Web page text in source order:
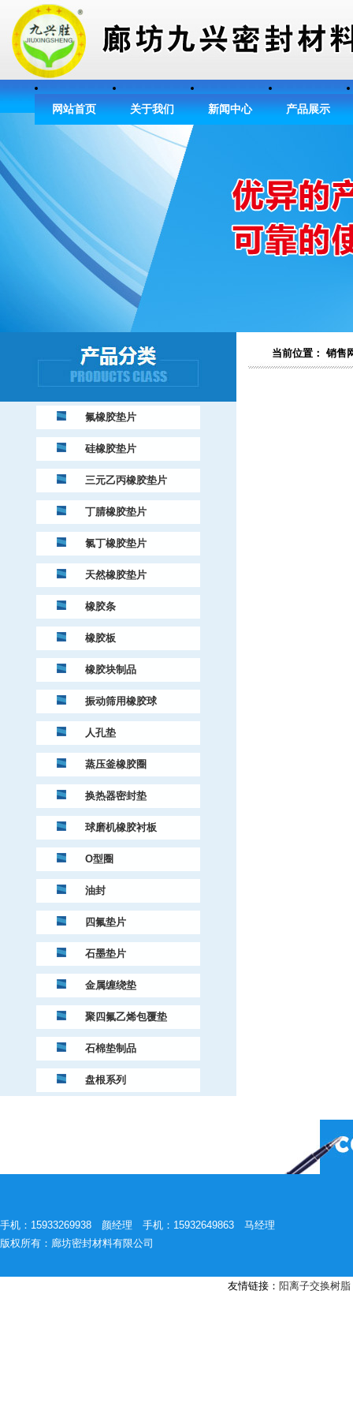
网站首页 关于我们 新闻中心 产品展示
氟橡胶垫片
硅橡胶垫片
三元乙丙橡胶垫片
丁腈橡胶垫片
氯丁橡胶垫片
天然橡胶垫片
橡胶条
橡胶板
橡胶块制品
振动筛用橡胶球
人孔垫
蒸压釜橡胶圈
换热器密封垫
球磨机橡胶衬板
O型圈
油封
四氟垫片
石墨垫片
金属缠绕垫
聚四氟乙烯包覆垫
石棉垫制品
盘根系列
当前位置： 销售
手机：15933269938 颜经理 手机：15932649863 马经理
版权所有：廊坊密封材料有限公司
友情链接： 阳离子交换树脂